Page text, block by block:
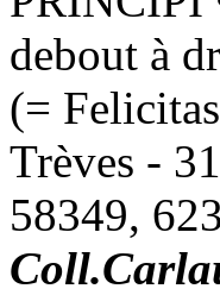
debout à
(=
Trèves -
58349,